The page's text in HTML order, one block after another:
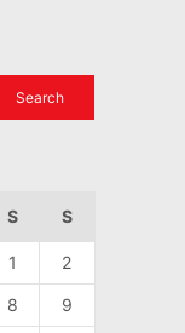
S S
1 2
8 9